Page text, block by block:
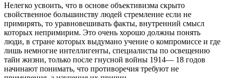
Нелегко усвоить, что в основе объективизма скрыто
свойственное большинству людей стремление если не
примирять, то уравновешивать факты, внутренний смысл
которых непримирим. Это очень хорошо должны понять
люди, в стране которых выдумано учение о компромиссе и где
лишь немногие интеллигенты, специалисты по освещению
тайн жизни, только после гнусной войны 1914— 18 годов
начинают понимать, что противоречия требуют не